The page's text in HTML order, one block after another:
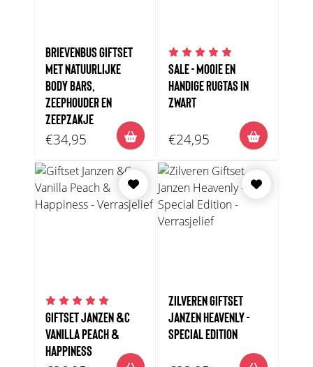
BRIEVENBUS GIFTSET
MET NATUURLIJKE
BODY BARS,
ZEEPHOUDER EN
ZEEPZAKJE
€34,95
SALE - MOOIE EN
HANDIGE RUGTAS IN
ZWART
€24,95
GIFTSET JANZEN &C
VANILLA PEACH &
HAPPINESS
ZILVEREN GIFTSET
JANZEN HEAVENLY -
SPECIAL EDITION